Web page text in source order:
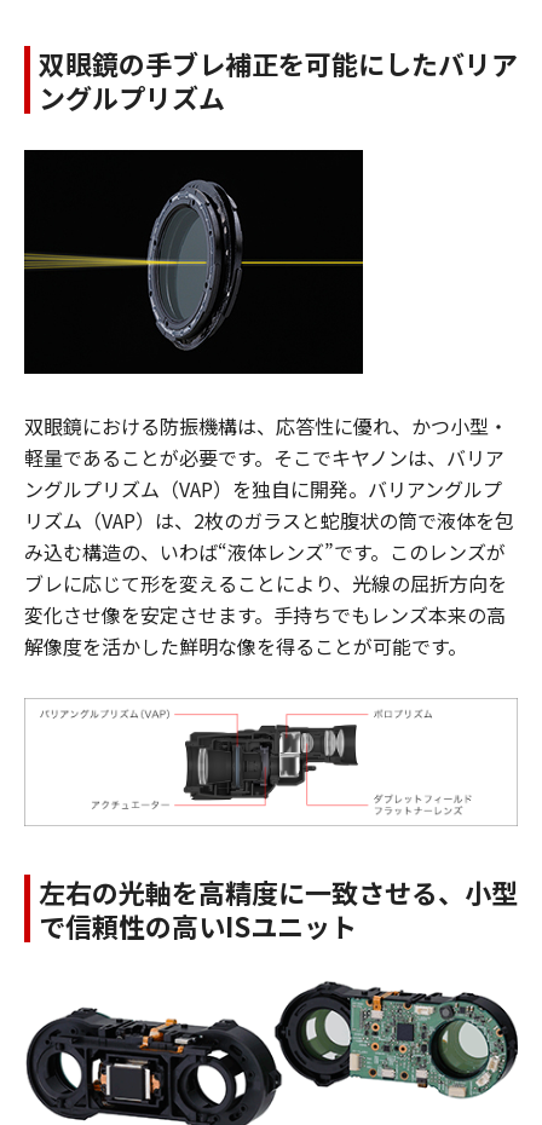
双眼鏡の手ブレ補正を可能にしたバリア
ングルプリズム
双眼鏡における防振機構は、応答性に優れ、かつ小型・
軽量であることが必要です。そこでキヤノンは、バリア
ングルプリズム（VAP）を独自に開発。バリアングルプ
リズム（VAP）は、2枚のガラスと蛇腹状の筒で液体を包
み込む構造の、いわば“液体レンズ”です。このレンズが
ブレに応じて形を変えることにより、光線の屈折方向を
変化させ像を安定させます。手持ちでもレンズ本来の高
解像度を活かした鮮明な像を得ることが可能です。
左右の光軸を高精度に一致させる、小型
で信頼性の高いISユニット